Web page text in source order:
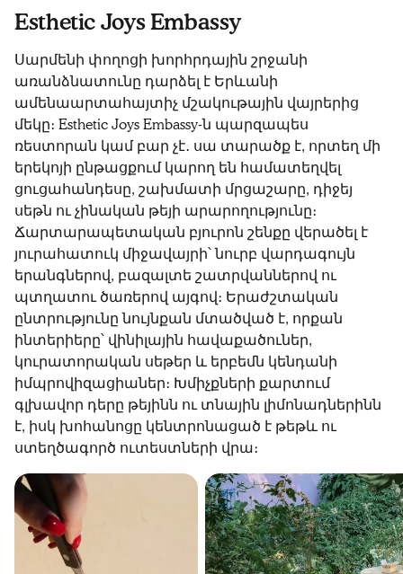
Esthetic Joys Embassy
Սարմենի փողոցի խորհրդային շրջանի
առանձնատունը դարձել է Երևանի
ամենաարտահայտիչ մշակութային վայրերից
մեկը։ Esthetic Joys Embassy-ն պարզապես
ռեստորան կամ բար չէ․ սա տարածք է, որտեղ մի
երեկոյի ընթացքում կարող են համատեղվել
ցուցահանդեսը, շախմատի մրցաշարը, դիջեյ
սեթն ու չինական թեյի արարողությունը։
Ճարտարապետական բյուրոն շենքը վերածել է
յուրահատուկ միջավայրի՝ նուրբ վարդագույն
երանգներով, բազալտե շատրվաններով ու
պտղատու ծառերով այգով։ Երաժշտական
ընտրությունը նույնքան մտածված է, որքան
ինտերիերը՝ վինիլային հավաքածուներ,
կուրատորական սեթեր և երբեմն կենդանի
իմպրովիզացիաներ։ Խմիչքների քարտում
գլխավոր դերը թեյինն ու տնային լիմոնադներինն
է, իսկ խոհանոցը կենտրոնացած է թեթև ու
ստեղծագործ ուտեստների վրա։